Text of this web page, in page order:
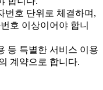
호 단위로 체결하며,
호 이상이어야 합니
등 특별한 서비스 이용
계약으로 합니다.